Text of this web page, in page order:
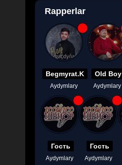
Rapperlar
Begmyrat.K
Aydymlary
Old Boy
Aydymlary
Гость
Aydymlary
Гость
Aydymlary